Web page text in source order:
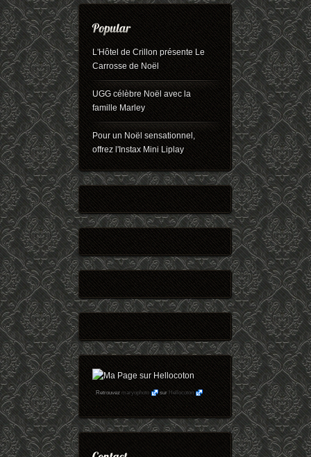
L'Hôtel de Crillon présente Le
Carrosse de Noël
UGG célèbre Noël avec la
famille Marley
Pour un Noël sensationnel,
offrez l'Instax Mini Liplay
Retrouvezmaryophoto surHellocoton